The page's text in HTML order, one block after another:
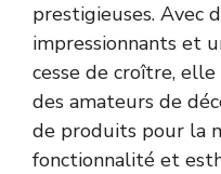
prestigieuses. Avec
impressionnants et
cesse de croître,
des amateurs de
de produits pour la
fonctionnalité et